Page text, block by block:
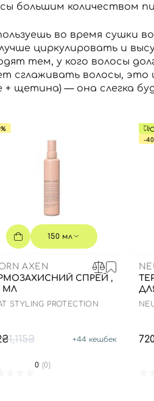
большим количеством
во время сушки
циркулировать и
тем, у кого волосы
сглаживать волосы,
+ щетина) — она слегка
150 мл
AXEN
СПРЕЙ ,
МЛ
STYLING PROTECTION
1,115₴ +44 кешбек
0 (0)
-
соглашения
e-mail